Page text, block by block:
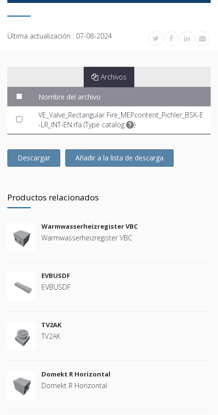
Última actualización : 07-08-2024
Archivos
Nombre del archivo
VE_Valve_Rectangular Fire_MEPcontent_Pichler_BSK-E
-LR_INT-EN.rfa (Type catalog )
Descargar Añadir a la lista de descarga
Productos relacionados
Warmwasserheizregister VBC
Warmwasserheizregister VBC
EVBUSDF
EVBUSDF
TV2AK
TV2AK
Domekt R Horizontal
Domekt R Horizontal